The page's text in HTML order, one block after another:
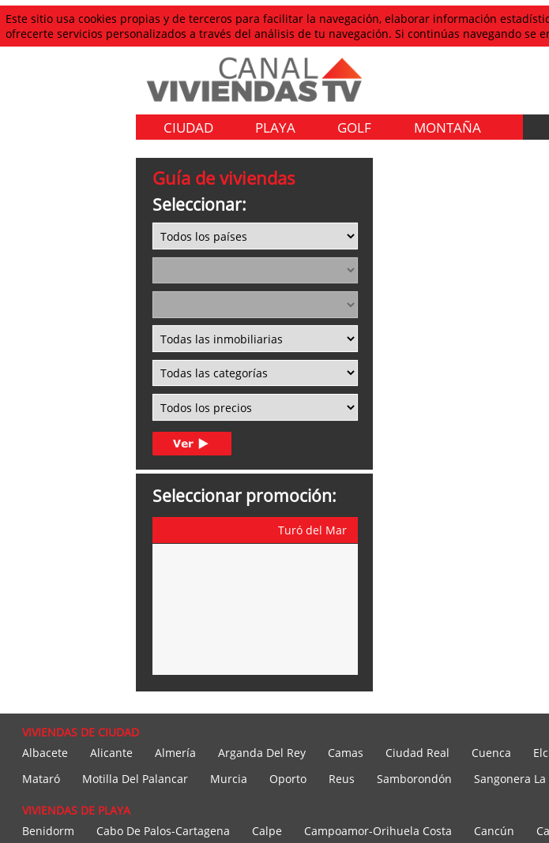
Este sitio usa cookies propias y de terceros para facilitar la navegación, elaborar información
ofrecerte servicios personalizados a través del análisis de tu navegación. Si continúas navegando se
CIUDAD PLAYA GOLF MONTAÑA
Guía de viviendas
Seleccionar:
Seleccionar promoción:
Turó del Mar
VIVIENDAS DE CIUDAD
Albacete
Alicante Almería Arganda Del Rey Camas Ciudad Real Cuenca
Mataró
Motilla Del Palancar Murcia Oporto Reus Samborondón Sangonera La
VIVIENDAS DE PLAYA
Benidorm
Cabo De Palos-Cartagena Calpe Campoamor-Orihuela Costa Cancún